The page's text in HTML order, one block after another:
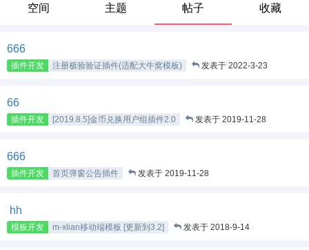
空间 主题 帖子 收藏
666
插件开发 注册极验验证插件(适配大牛窝模板) 发表于 2022-3-23
66
插件开发 [2019.8.5]金币兑换用户组插件2.0 发表于 2019-11-28
666
插件开发 首页弹窗公告插件 发表于 2019-11-28
hh
模板开发 m-xlian移动端模板 [更新到3.2] 发表于 2018-9-14